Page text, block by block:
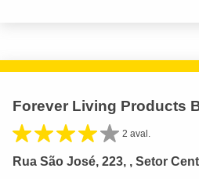
Forever Living Products
2 aval.
Rua São José, 223, , Setor